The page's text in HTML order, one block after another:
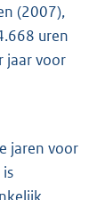
(2007),
uren
jaar voor
jaren voor